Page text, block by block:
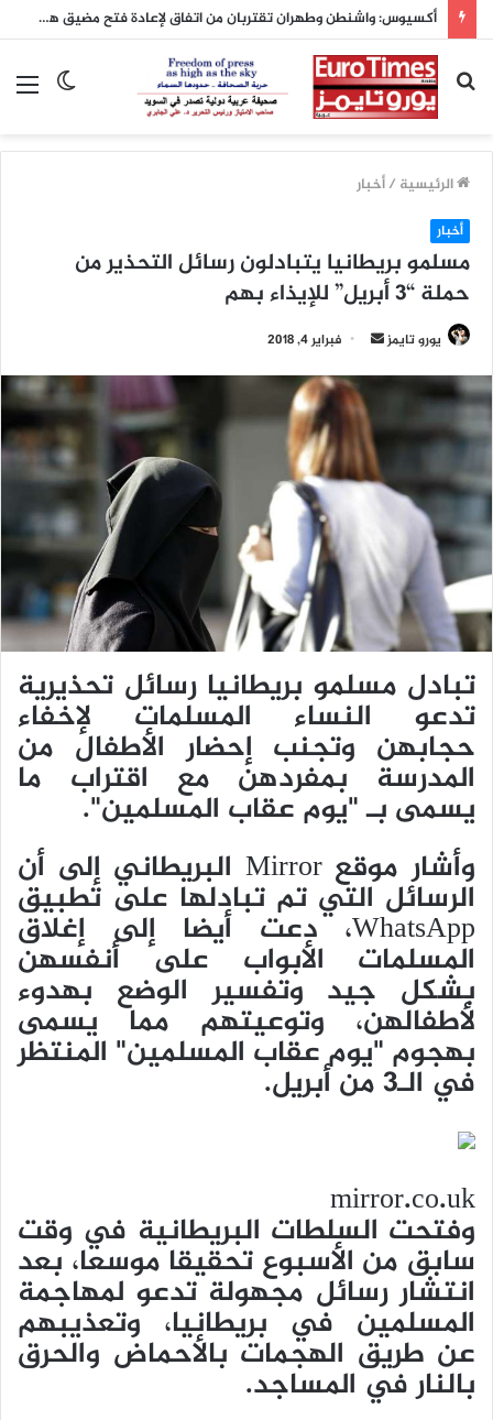
فرنسا تسجل أشد يوليو حرارة منذ أكثر من قرن.. والنمسا تحطم رقمها القياسي بدرجة 41 مئوية
الوضع
بحث
عن
الرئيسية /أخبار
أخبار
مسلمو بريطانيا يتبادلون رسائل التحذير من
حملة “3 أبريل” للإيذاء بهم
يورو تايمز
س
ل
ب
ر
ا
إ
ت
ر
و
فبراير 4, 2018
تبادل مسلمو بريطانيا رسائل تحذيرية
تدعو النساء المسلمات لإخفاء
حجابهن وتجنب إحضار الأطفال من
المدرسة بمفردهن مع اقتراب ما
يسمى بـ "يوم عقاب المسلمين".
وأشار موقع Mirror البريطاني إلى أن
الرسائل التي تم تبادلها على تطبيق
WhatsApp، دعت أيضا إلى إغلاق
المسلمات الأبواب على أنفسهن
بشكل جيد وتفسير الوضع بهدوء
لأطفالهن، وتوعيتهم مما يسمى
بهجوم "يوم عقاب المسلمين" المنتظر
في الـ3 من أبريل.
mirror.co.uk
وفتحت السلطات البريطانية في وقت
سابق من الأسبوع تحقيقا موسعا، بعد
انتشار رسائل مجهولة تدعو لمهاجمة
المسلمين في بريطانيا، وتعذيبهم
عن طريق الهجمات بالأحماض والحرق
بالنار في المساجد.